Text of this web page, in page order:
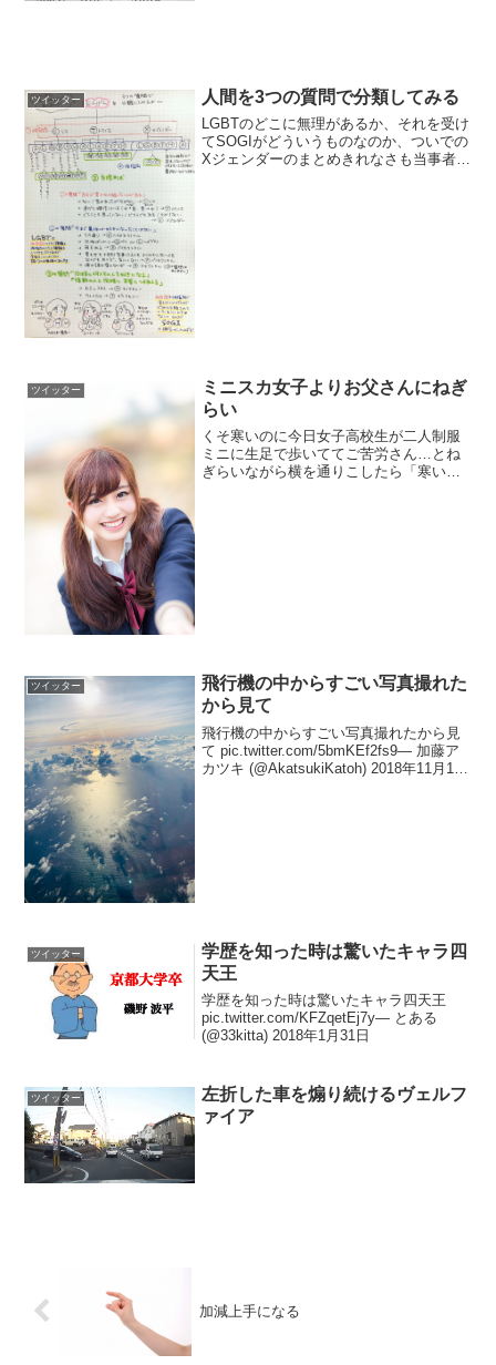
ツイッター 人間を3つの質問で分類してみる
LGBTのどこに無理があるか、それを受け
てSOGIがどういうものなのか、ついでの
Xジェンダーのまとめきれなさも当事者以
ツイッター
ミニスカ女子よりお父さんにねぎ
らい
くそ寒いのに今日女子高校生が二人制服
ミニに生足で歩いててご苦労さん…とね
ぎらいながら横を通りこしたら「寒いよ
ツイッター
飛行機の中からすごい写真撮れた
から見て
飛行機の中からすごい写真撮れたから見
て pic.twitter.com/5bmKEf2fs9— 加藤ア
カツキ (@AkatsukiKatoh) 2018年11月15
ツイッター
学歴を知った時は驚いたキャラ四
天王
学歴を知った時は驚いたキャラ四天王
pic.twitter.com/KFZqetEj7y— とある
(@33kitta) 2018年1月31日
ツイッター
左折した車を煽り続けるヴェルフ
ァイア
加減上手になる